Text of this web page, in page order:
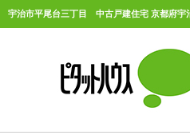
宇治市平尾台三丁目 中古戸建住宅 京都府宇